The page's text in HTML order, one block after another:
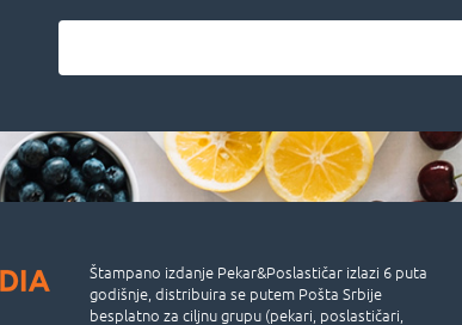
Štampano izdanje Pekar&Poslastičar izlazi 6 puta
godišnje, distribuira se putem Pošta Srbije
besplatno za ciljnu grupu (pekari, poslastičari,